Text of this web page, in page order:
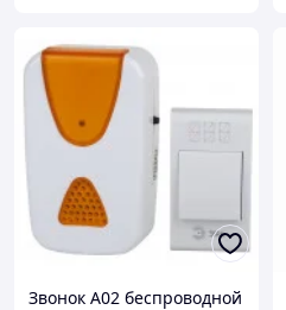
Звонок A02 беспроводной